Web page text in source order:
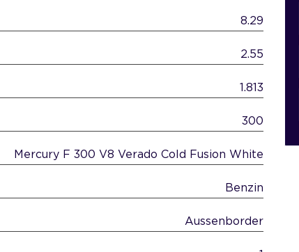
8.29
2.55
1.813
300
Mercury F 300 V8 Verado Cold Fusion White
Benzin
Aussenborder